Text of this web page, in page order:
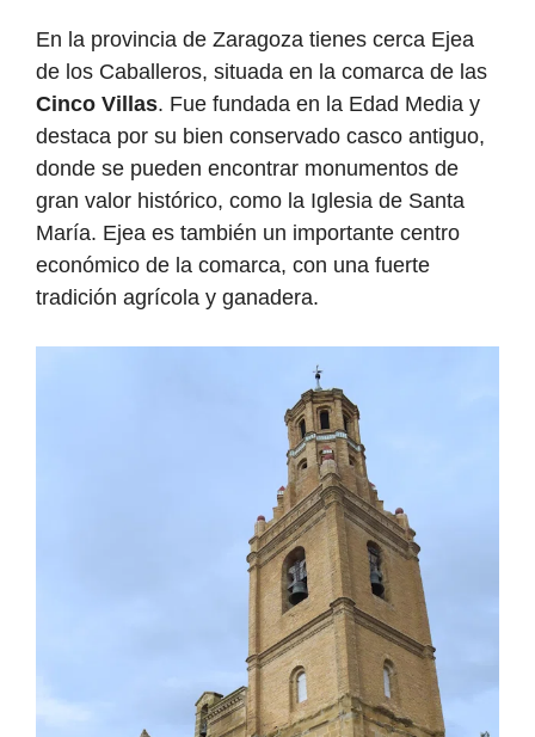
En la provincia de Zaragoza tienes cerca Ejea
de los Caballeros, situada en la comarca de las
Cinco Villas. Fue fundada en la Edad Media y
destaca por su bien conservado casco antiguo,
donde se pueden encontrar monumentos de
gran valor histórico, como la Iglesia de Santa
María. Ejea es también un importante centro
económico de la comarca, con una fuerte
tradición agrícola y ganadera.